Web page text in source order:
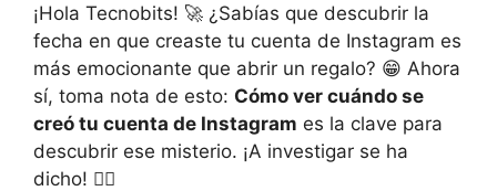
¡Hola Tecnobits! 🚀 ¿Sabías que⁤ descubrir ⁢la
fecha en que ⁣creaste ⁤tu cuenta de Instagram es
​más emocionante que abrir un regalo? 😁 Ahora​
sí, ⁤toma⁣ nota de esto: Cómo ver cuándo ⁤se
creó tu cuenta ⁣de Instagram ‍ es la clave para
descubrir ese misterio. ⁣¡A investigar se ha
dicho! 🕵️‍♂️